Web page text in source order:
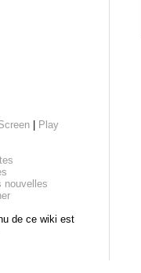
|
Play
nouvelles
de ce wiki est